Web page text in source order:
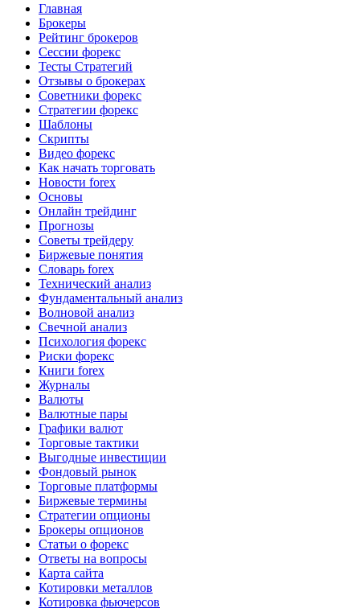
Главная
Брокеры
Рейтинг брокеров
Сессии форекс
Тесты Стратегий
Отзывы о брокерах
Советники форекс
Стратегии форекс
Шаблоны
Скрипты
Видео форекс
Как начать торговать
Новости forex
Основы
Онлайн трейдинг
Прогнозы
Советы трейдеру
Биржевые понятия
Словарь forex
Технический анализ
Фундаментальный анализ
Волновой анализ
Свечной анализ
Психология форекс
Риски форекс
Книги forex
Журналы
Валюты
Валютные пары
Графики валют
Торговые тактики
Выгодные инвестиции
Фондовый рынок
Торговые платформы
Биржевые термины
Стратегии опционы
Брокеры опционов
Статьи о форекс
Ответы на вопросы
Карта сайта
Котировки металлов
Котировка фьючерсов